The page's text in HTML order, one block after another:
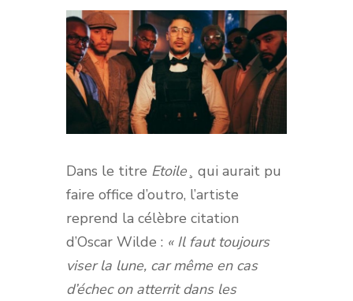
Dans le titre Etoile¸ qui aurait pu
faire office d’outro, l’artiste
reprend la célèbre citation
d’Oscar Wilde : « Il faut toujours
viser la lune, car même en cas
d’échec on atterrit dans les